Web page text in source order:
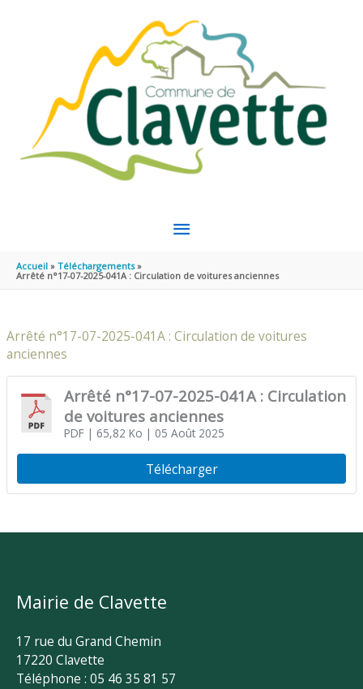
MENU
PRINCIPAL
Accueil
Téléchargements
Arrêté n°17-07-2025-041A : Circulation de voitures anciennes
Arrêté n°17-07-2025-041A : Circulation de voitures
anciennes
Arrêté n°17-07-2025-041A : Circulation
de voitures anciennes
PDF| 65,82 Ko | 05 Août 2025
Télécharger
Mairie de Clavette
17 rue du Grand Chemin
17220 Clavette
Téléphone : 05 46 35 81 57